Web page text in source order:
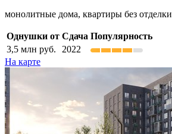
монолитные дома, квартиры без отделки
Однушки от Сдача Популярность
3,5 млн руб.
2022
На карте